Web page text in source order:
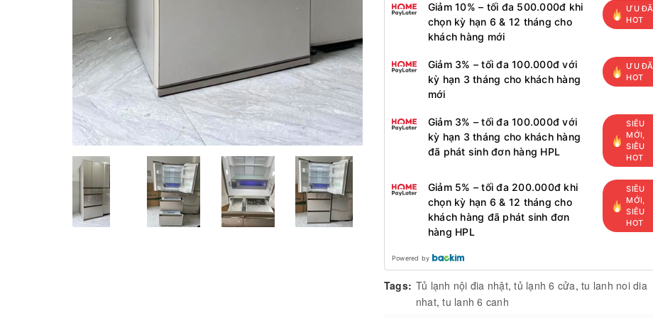
Giảm 10% – tối đa 500.000đ khi
chọn kỳ hạn 6 & 12 tháng cho
khách hàng mới
ƯU
HOT
Giảm 3% – tối đa 100.000đ với
kỳ hạn 3 tháng cho khách hàng
mới
ƯU
HOT
Giảm 3% – tối đa 100.000đ với
kỳ hạn 3 tháng cho khách hàng
đã phát sinh đơn hàng HPL
SIÊU
MỚI,
SIÊU
HOT
Giảm 5% – tối đa 200.000đ khi
chọn kỳ hạn 6 & 12 tháng cho
khách hàng đã phát sinh đơn
hàng HPL
SIÊU
MỚI,
SIÊU
HOT
Powered by
Tags: Tủ lạnh nội đia nhật,tủ lạnh 6 cửa, tu lanh noi dia
nhat,tu lanh 6 canh